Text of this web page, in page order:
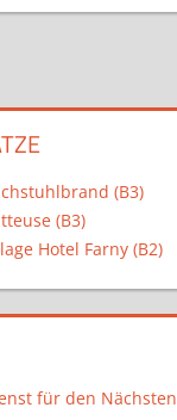
(B3)
(B3)
Hotel Farny (B2)
für den Nächsten